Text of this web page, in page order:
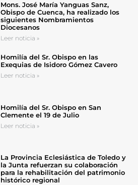
Mons. José María Yanguas Sanz,
Obispo de Cuenca, ha realizado los
siguientes Nombramientos
Diocesanos
Leer noticia »
Homilía del Sr. Obispo en las
Exequias de Isidoro Gómez Cavero
Leer noticia »
Homilía del Sr. Obispo en San
Clemente el 19 de Julio
Leer noticia »
La Provincia Eclesiástica de Toledo y
la Junta refuerzan su colaboración
para la rehabilitación del patrimonio
histórico regional